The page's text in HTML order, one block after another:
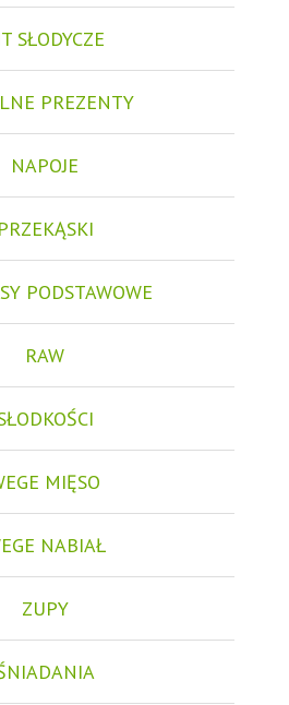
SŁODYCZE
PREZENTY
NAPOJE
PRZEKĄSKI
PODSTAWOWE
RAW
MIĘSO
NABIAŁ
ZUPY